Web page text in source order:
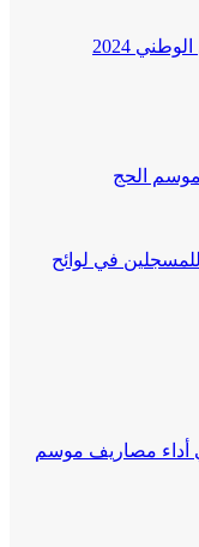
2024
الحج
في لوائح
أداء مصاريف موسم